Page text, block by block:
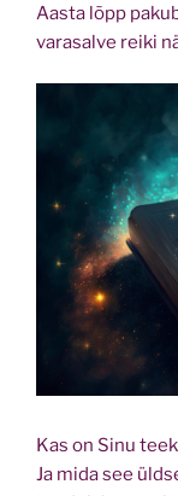
Aasta lõpp
varasalve reiki
Kas on Sinu
Ja mida see